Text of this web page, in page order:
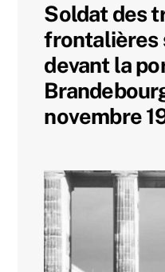
Soldat des
frontalières
devant la
novembre